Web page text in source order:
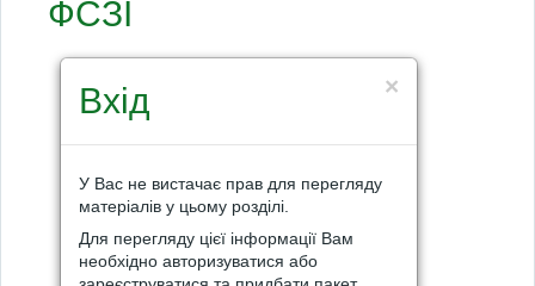
ФСЗІ
×
Вхід
У Вас не вистачає прав для перегляду
матеріалів у цьому розділі.
Для перегляду цієї інформації Вам
необхідно авторизуватися або